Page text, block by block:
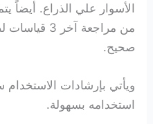
الأسوار علي الذراع. أيضاً
من مراجعة
صحيح.
ويأتي بإرشادات
استخدامه بسهولة.